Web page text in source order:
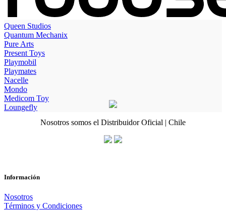
Queen Studios
Quantum Mechanix
Pure Arts
Present Toys
Playmobil
Playmates
Nacelle
Mondo
Medicom Toy
Loungefly
Nosotros somos el Distribuidor Oficial | Chile
Información
Nosotros
Términos y Condiciones